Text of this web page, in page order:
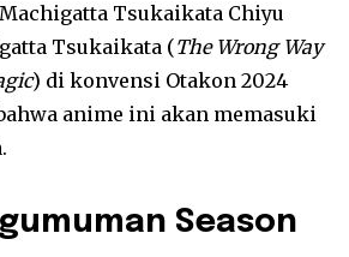
Tsukaikata Chiyu
Tsukaikata (The Wrong Way
) di konvensi Otakon 2024
anime ini akan memasuki
Season